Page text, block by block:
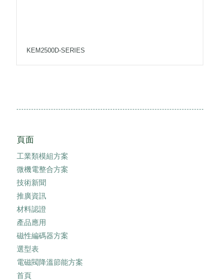
KEM2500D-SERIES
頁面
工業類模組方案
微機電整合方案
技術新聞
推廣資訊
材料認證
產品應用
磁性編碼器方案
選型表
電磁閥降溫節能方案
首頁